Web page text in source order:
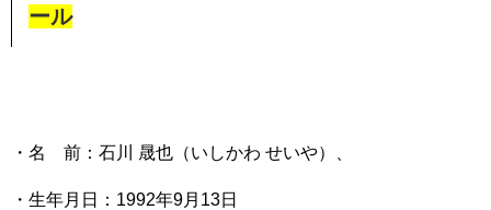
ール
・名 前：石川 晟也（いしかわ せいや）、
・生年月日：1992年9月13日